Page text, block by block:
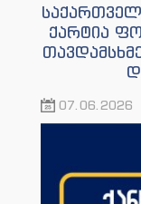
ქარტია
07.06.2026